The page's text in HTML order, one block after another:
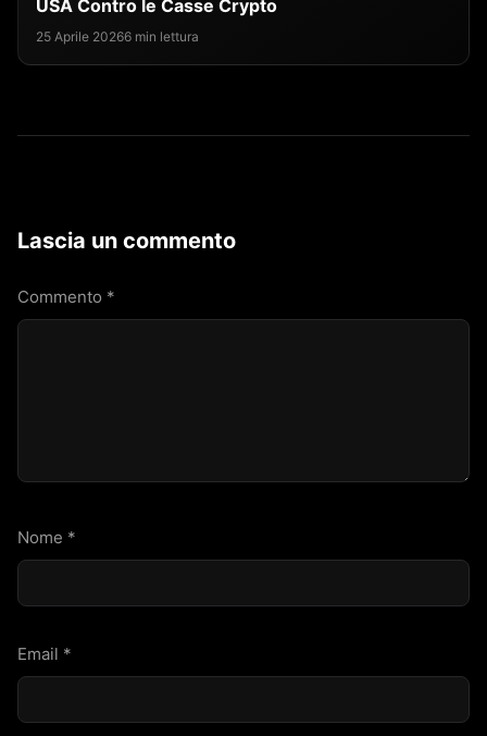
USA Contro le Casse Crypto
25 Aprile 20266 min lettura
Lascia un commento
Commento *
Nome *
Email *